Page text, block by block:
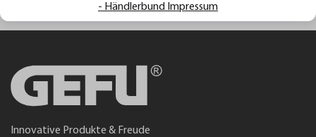
Innovative Produkte & Freude
- Händlerbund Impressum